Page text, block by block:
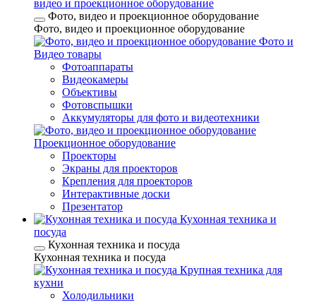
видео и проекционное оборудование
Фото, видео и проекционное оборудование
Фото, видео и проекционное оборудование
Фото и
Видео товары
Фотоаппараты
Видеокамеры
Объективы
Фотовспышки
Аккумуляторы для фото и видеотехники
Проекционное оборудование
Проекторы
Экраны для проекторов
Крепления для проекторов
Интерактивные доски
Презентатор
Кухонная техника и
посуда
Кухонная техника и посуда
Кухонная техника и посуда
Крупная техника для
кухни
Холодильники